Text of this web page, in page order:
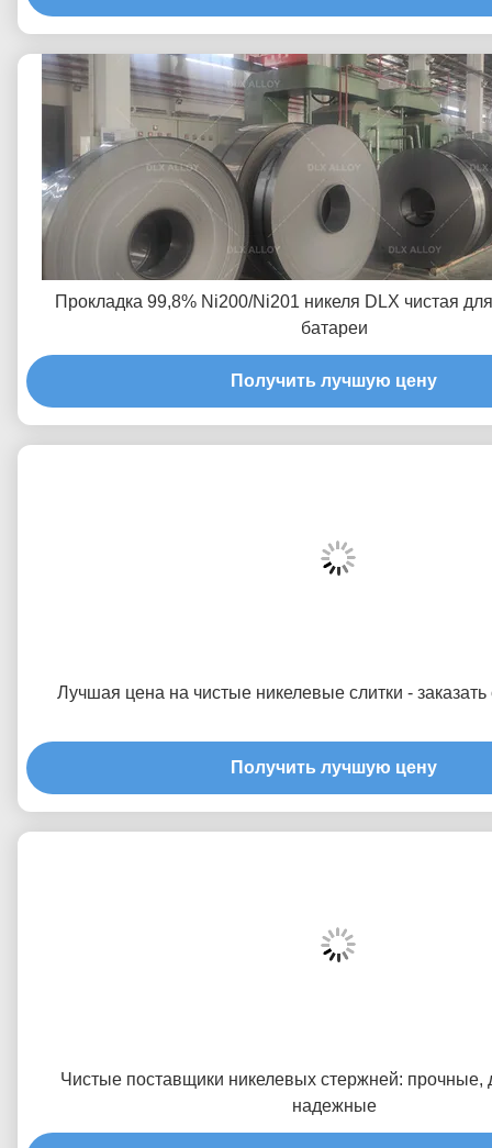
Прокладка 99,8% Ni200/Ni201 никеля DLX чистая
батареи
Получить лучшую цену
Лучшая цена на чистые никелевые слитки -
Получить лучшую цену
Чистые поставщики никелевых стержней: прочные,
надежные